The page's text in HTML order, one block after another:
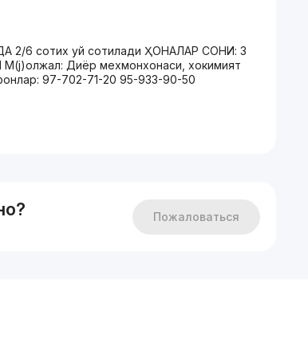
2/6 сотих уй сотилади ҲОНАЛАР СОНИ: 3
Диёр мехмонхонаси, хокимият
97-702-71-20 95-933-90-50
Пожаловаться